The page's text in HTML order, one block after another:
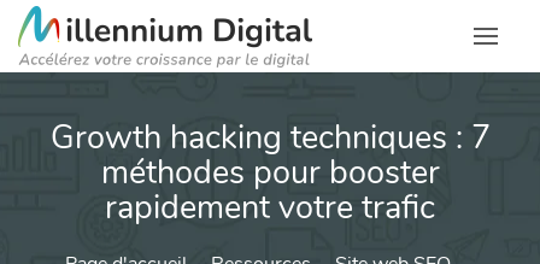
Growth hacking techniques : 7
méthodes pour booster
rapidement votre trafic